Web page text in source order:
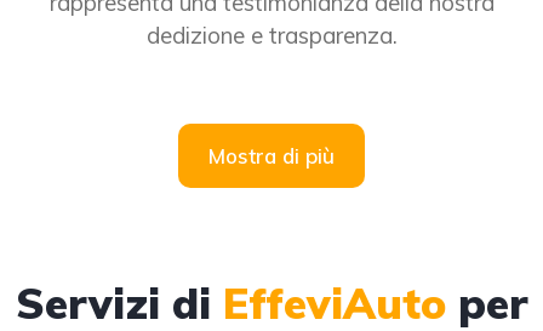
dedizione e trasparenza.
Mostra di più
Servizi di EffeviAutoper